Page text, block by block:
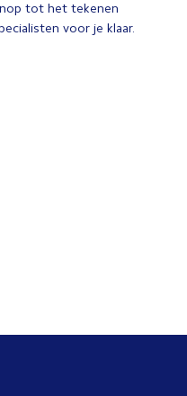
tot het tekenen
voor je klaar.